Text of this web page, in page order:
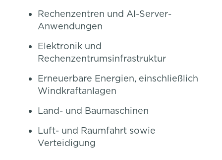
Rechenzentren und AI-Server-
Anwendungen
Elektronik und
Rechenzentrumsinfrastruktur
Erneuerbare Energien, einschließlich
Windkraftanlagen
Land- und Baumaschinen
Luft- und Raumfahrt sowie
Verteidigung